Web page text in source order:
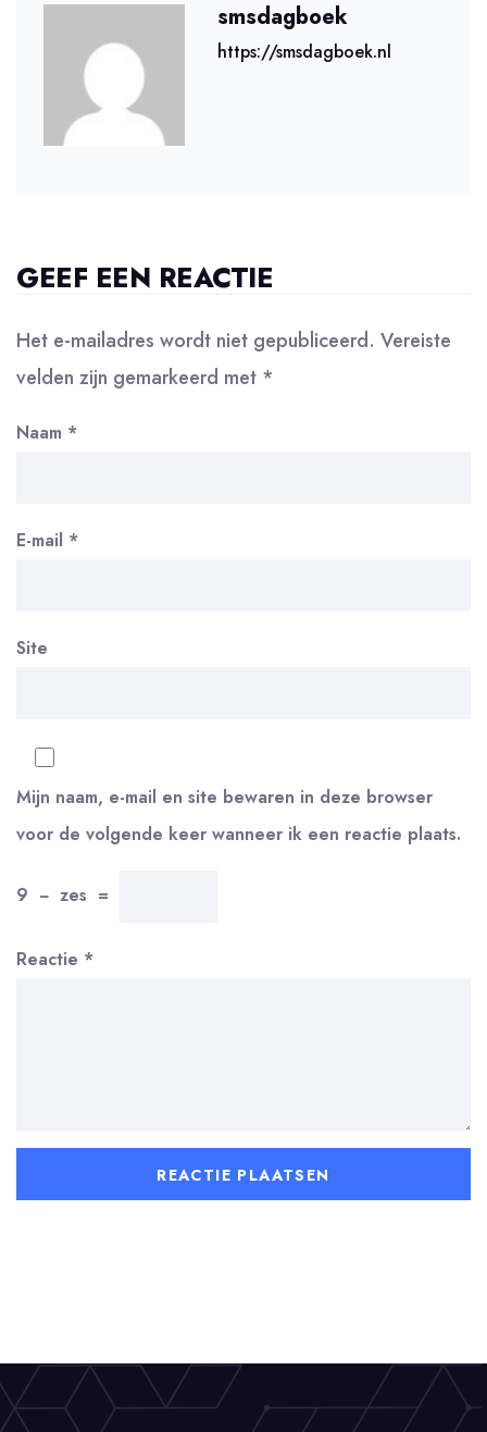
smsdagboek
https://smsdagboek.nl
GEEF EEN REACTIE
Het e-mailadres wordt niet gepubliceerd. Vereiste
velden zijn gemarkeerd met *
Naam *
E-mail *
Site
Mijn naam, e-mail en site bewaren in deze browser
voor de volgende keer wanneer ik een reactie plaats.
9 − zes =
Reactie *